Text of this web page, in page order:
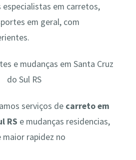
especialistas em carretos,
em geral, com
serviços de carreto em
RS e mudanças residencias,
rapidez no